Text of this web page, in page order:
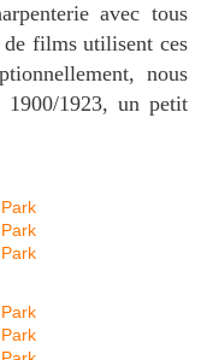
avec tous
films utilisent ces
nous
1923, un petit